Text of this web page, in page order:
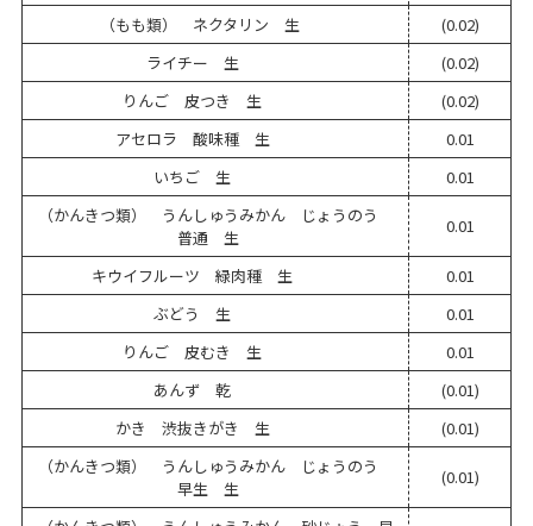
（もも類） ネクタリン 生
(0.02)
ライチー 生
(0.02)
りんご 皮つき 生
(0.02)
アセロラ 酸味種 生
0.01
いちご 生
0.01
（かんきつ類） うんしゅうみかん じょうのう
普通 生
0.01
キウイフルーツ 緑肉種 生
0.01
ぶどう 生
0.01
りんご 皮むき 生
0.01
あんず 乾
(0.01)
かき 渋抜きがき 生
(0.01)
（かんきつ類） うんしゅうみかん じょうのう
早生 生
(0.01)